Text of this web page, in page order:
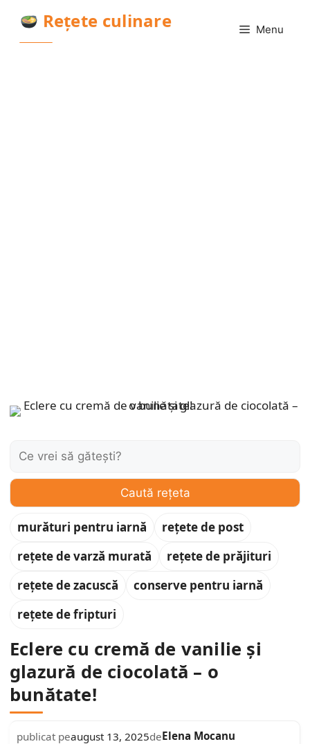
conținut
Rețete culinare Menu
Caută:
Caută rețeta
murături pentru iarnă
rețete de post
rețete de varză murată
rețete de prăjituri
rețete de zacuscă
conserve pentru iarnă
rețete de fripturi
Eclere cu cremă de vanilie și
glazură de ciocolată – o
bunătate!
publicat peaugust 13, 2025deElena Mocanu